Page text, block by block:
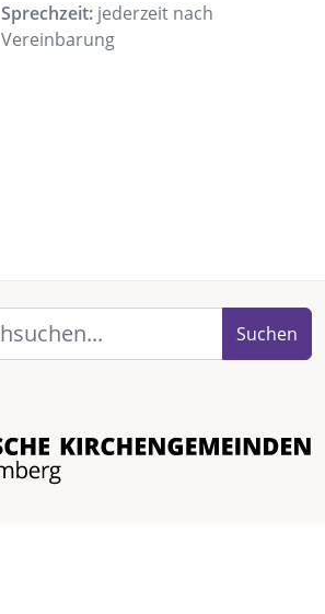
Sprechzeit: jederzeit nach
Vereinbarung
Suchen